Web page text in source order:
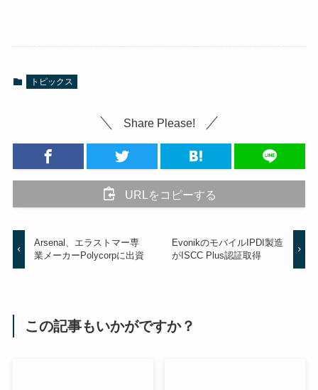
トピックス
Share Please!
URLをコピーする
Arsenal、エラストマー専
業メーカーPolycorpに出資
EvonikのモバイルIPDI製造
がISCC Plus認証取得
この記事もいかがですか？